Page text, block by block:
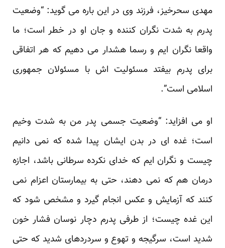
مهدی سحرخیز، فرزند وی در این باره می گوید: “وضعیت
پدرم به شدت نگران کننده و جان او در خطر است؛ ما
واقعا نگران ایم و رسما هشدار می دهیم که هر اتفاقی
برای پدرم بیفتد مسئولیت اش با مسئولان جمهوری
اسلامی است”.
او می افزاید: “وضعیت جسمی پدر من به شدت وخیم
است؛ غده ای در بدن ایشان پیدا شده که نمی دانیم
چیست و نگران ایم که خدای نکرده سرطانی باشد، اجازه
درمان هم که نمی دهند، حتی به بیمارستان اعزام نمی
کنند که آزمایش و عکس انجام گیرد و مشخص شود که
این غده چیست؛ از طرفی پدرم دچار نوسان فشار خون
شدید است، سرگیجه و تهوع و سردردهای شدید که حتی